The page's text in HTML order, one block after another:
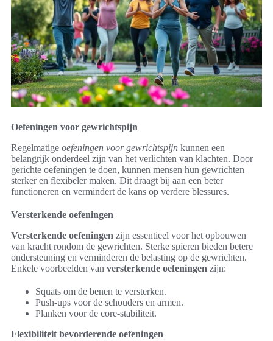
Oefeningen voor gewrichtspijn
Regelmatige oefeningen voor gewrichtspijn kunnen een
belangrijk onderdeel zijn van het verlichten van klachten. Door
gerichte oefeningen te doen, kunnen mensen hun gewrichten
sterker en flexibeler maken. Dit draagt bij aan een beter
functioneren en vermindert de kans op verdere blessures.
Versterkende oefeningen
Versterkende oefeningen zijn essentieel voor het opbouwen
van kracht rondom de gewrichten. Sterke spieren bieden betere
ondersteuning en verminderen de belasting op de gewrichten.
Enkele voorbeelden van versterkende oefeningen zijn:
Squats om de benen te versterken.
Push-ups voor de schouders en armen.
Planken voor de core-stabiliteit.
Flexibiliteit bevorderende oefeningen